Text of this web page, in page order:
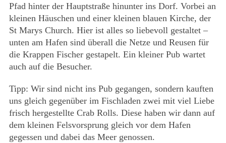
Pfad hinter der Hauptstraße hinunter ins Dorf. Vorbei an
kleinen Häuschen und einer kleinen blauen Kirche, der
St Marys Church. Hier ist alles so liebevoll gestaltet –
unten am Hafen sind überall die Netze und Reusen für
die Krappen Fischer gestapelt. Ein kleiner Pub wartet
auch auf die Besucher.
Tipp: Wir sind nicht ins Pub gegangen, sondern kauften
uns gleich gegenüber im Fischladen zwei mit viel Liebe
frisch hergestellte Crab Rolls. Diese haben wir dann auf
dem kleinen Felsvorsprung gleich vor dem Hafen
gegessen und dabei das Meer genossen.